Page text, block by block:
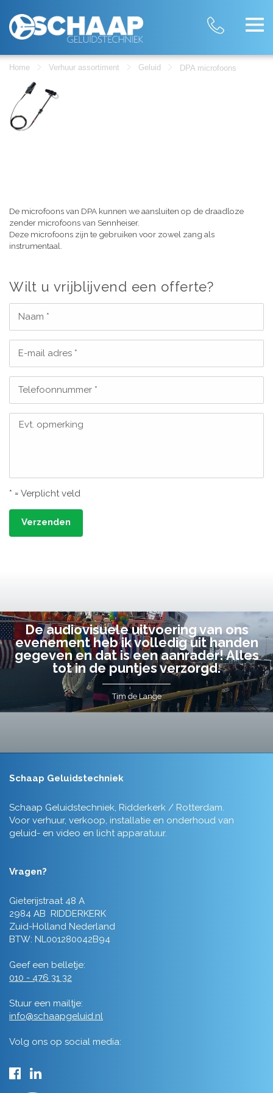
Home Verhuur assortiment Geluid DPA microfoons
De microfoons van DPA kunnen we aansluiten op de draadloze
zender microfoons van Sennheiser.
Deze microfoons zijn te gebruiken voor zowel zang als
instrumentaal.
Wilt u vrijblijvend een offerte?
Naam *
E-mail adres *
Telefoonnummer *
Evt. opmerking
* = Verplicht veld
Verzenden
De audiovisuele uitvoering van ons
evenement heb ik volledig uit handen
gegeven en dat is een aanrader! Alles
tot in de puntjes verzorgd.
Tim de Lange
Schaap Geluidstechniek
Schaap Geluidstechniek, Ridderkerk / Rotterdam.
Voor verhuur, verkoop, installatie en onderhoud van
geluid- en video en licht apparatuur.
Vragen?
Gieterijstraat 48 A
2984 AB RIDDERKERK
Zuid-Holland Nederland
BTW: NL001280042B94
Geef een belletje:
010 - 476 31 32
Stuur een mailtje:
info@schaapgeluid.nl
Volg ons op social media: